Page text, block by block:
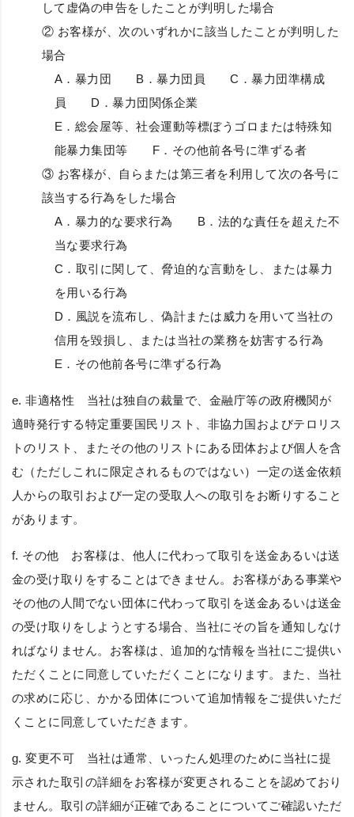
して虚偽の申告をしたことが判明した場合
② お客様が、次のいずれかに該当したことが判明した
場合
A．暴力団 B．暴力団員 C．暴力団準構成
員 D．暴力団関係企業
E．総会屋等、社会運動等標ぼうゴロまたは特殊知
能暴力集団等 F．その他前各号に準ずる者
③ お客様が、自らまたは第三者を利用して次の各号に
該当する行為をした場合
A．暴力的な要求行為 B．法的な責任を超えた不
当な要求行為
C．取引に関して、脅迫的な言動をし、または暴力
を用いる行為
D．風説を流布し、偽計または威力を用いて当社の
信用を毀損し、または当社の業務を妨害する行為
E．その他前各号に準ずる行為
e.非適格性 当社は独自の裁量で、金融庁等の政府機関が
適時発行する特定重要国民リスト、非協力国およびテロリス
トのリスト、またその他のリストにある団体および個人を含
む（ただしこれに限定されるものではない）一定の送金依頼
人からの取引および一定の受取人への取引をお断りすること
があります。
f. その他 お客様は、他人に代わって取引を送金あるいは送
金の受け取りをすることはできません。お客様がある事業や
その他の人間でない団体に代わって取引を送金あるいは送金
の受け取りをしようとする場合、当社にその旨を通知しなけ
ればなりません。お客様は、追加的な情報を当社にご提供い
ただくことに同意していただくことになります。また、当社
の求めに応じ、かかる団体について追加情報をご提供いただ
くことに同意していただきます。
g.変更不可 当社は通常、いったん処理のために当社に提
示された取引の詳細をお客様が変更されることを認めており
ません。取引の詳細が正確であることについてご確認いただ